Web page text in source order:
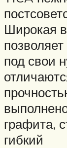
Широкая
под свои
графита,
гибкий